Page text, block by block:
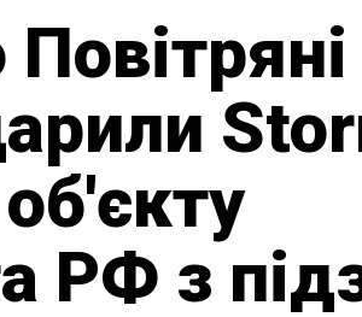
РФ з